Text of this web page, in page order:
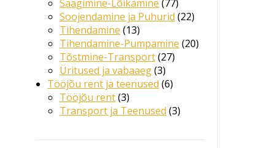
Saagimine-Lõikamine 77
Soojendamine ja Puhurid 22
Tihendamine 13
Tihendamine-Pumpamine 20
Tõstmine-Transport 27
Üritused ja vabaaeg 3
Tööjõu rent ja teenused 6
Tööjõu rent 3
Transport ja Teenused 3